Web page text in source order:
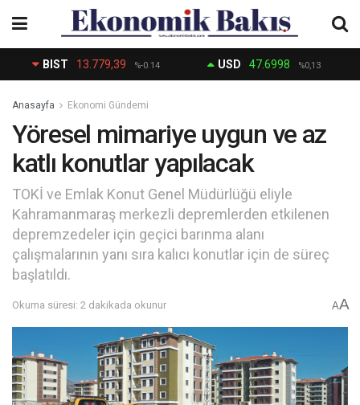
BIST 13.779,39 %-0.14 USD 47.6998 %0,13
Anasayfa Ekonomi Gündemi
Yöresel mimariye uygun ve az
katlı konutlar yapılacak
TOKİ ve Emlak Konut Genel Müdürlüğü eliyle
Kahramanmaraş merkezli depremlerden etkilenen
depremzedeler için geçici barınma alanı
çalışmalarının yanı sıra kalıcı konutlar için de süreç
başlatıldı.
Okuma süresi: 2 dakikada okunur AA